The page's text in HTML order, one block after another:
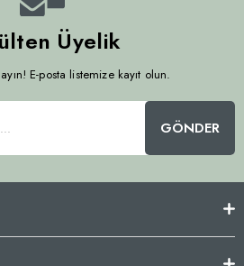
Üyelik
E-posta listemize kayıt olun.
GÖNDER